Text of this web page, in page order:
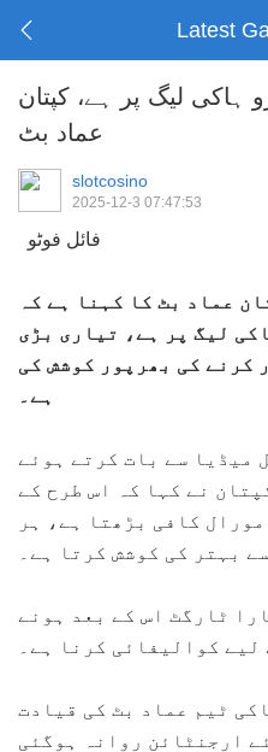
Latest
ہاکی لیگ پر ہے، کپتان
عماد بٹ
slotcosino
2025-12-3 07:47:53
فائل فوٹو
عماد بٹ کا کہنا ہے کہ
لیگ پر ہے، تیاری بڑی
کرنے کی بھرپور کوشش کی
ہے۔
میڈیا سے بات کرتے ہوئے
نے کہا کہ اس طرح کے
کافی بڑھتا ہے، ہر
بہتر کی کوشش کرتا ہے۔
ٹارگٹ اس کے بعد ہونے
کوالیفائی کرنا ہے۔
ٹیم عماد بٹ کی قیادت
ارجنٹائن روانہ ہوگئی